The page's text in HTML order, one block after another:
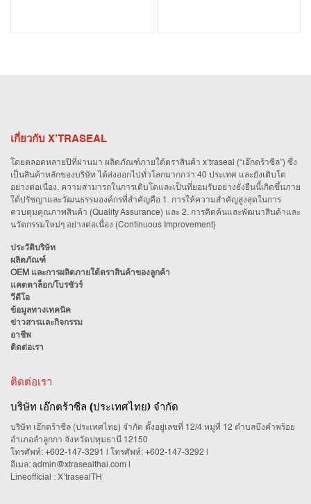
เกี่ยวกับ X’TRASEAL
โดยตลอดหลายปีที่ผ่านมา ผลิตภัณฑ์ภายใต้ตราสินค้า x’traseal (“เอ๊กตร้าซีล”) ซึ่ง
เป็นสินค้าหลักของบริษัท ได้ส่งออกไปทั่วโลกมากกว่า 40 ประเทศ และยังเติบโต
อย่างต่อเนื่อง. ความสามารถในการเติบโตและเป็นที่ยอมรับอย่างยั่งยืนนี้เกิดขึ้นภาย
ใต้ปรัชญาและวัฒนธรรมองค์กรที่สำคัญคือ 1. การให้ความสำคัญสูงสุดในการ
ควบคุมคุณภาพสินค้า (Quality Assurance) และ 2. การคิดค้นและพัฒนาสินค้าและ
นวัตกรรมใหม่ๆ อย่างต่อเนื่อง (Continuous Improvement)
ประวัติบริษัท
ผลิตภัณฑ์
OEM และการผลิตภายใต้ตราสินค้าของลูกค้า
แคตตาล็อก/โบรชัวร์
วีดีโอ
ข้อมูลทางเทคนิค
ข่าวสารและกิจกรรม
อาชีพ
ติดต่อเรา
ติดต่อเรา
บริษัท เอ๊กตร้าซีล (ประเทศไทย) จำกัด
บริษัท เอ๊กตร้าซีล (ประเทศไทย) จำกัด ตั้งอยู่เลขที่ 12/4 หมู่ที่ 12 ตำบลบึงคำพร้อย
อำเภอลำลูกกา จังหวัดปทุมธานี 12150
โทรศัพท์: +602-147-3291 | โทรศัพท์: +602-147-3292
อีเมล: admin@xtrasealthai.com
Lineofficial : X’trasealTH